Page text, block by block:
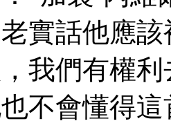
實話他應該
，我們有權
也不會懂得